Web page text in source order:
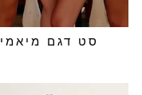
סט דגם מיאמי